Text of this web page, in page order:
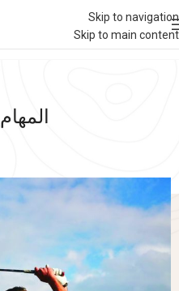
Skip to navigation
Skip to main content
المهام